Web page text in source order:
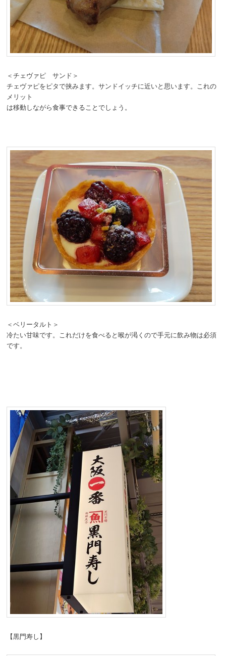
＜チェヴァピ サンド＞
チェヴァピをピタで挟みます。サンドイッチに近いと思います。これの
メリット
は移動しながら食事できることでしょう。
＜ベリータルト＞
冷たい甘味です。これだけを食べると喉が渇くので手元に飲み物は必須
です。
【黒門寿し】